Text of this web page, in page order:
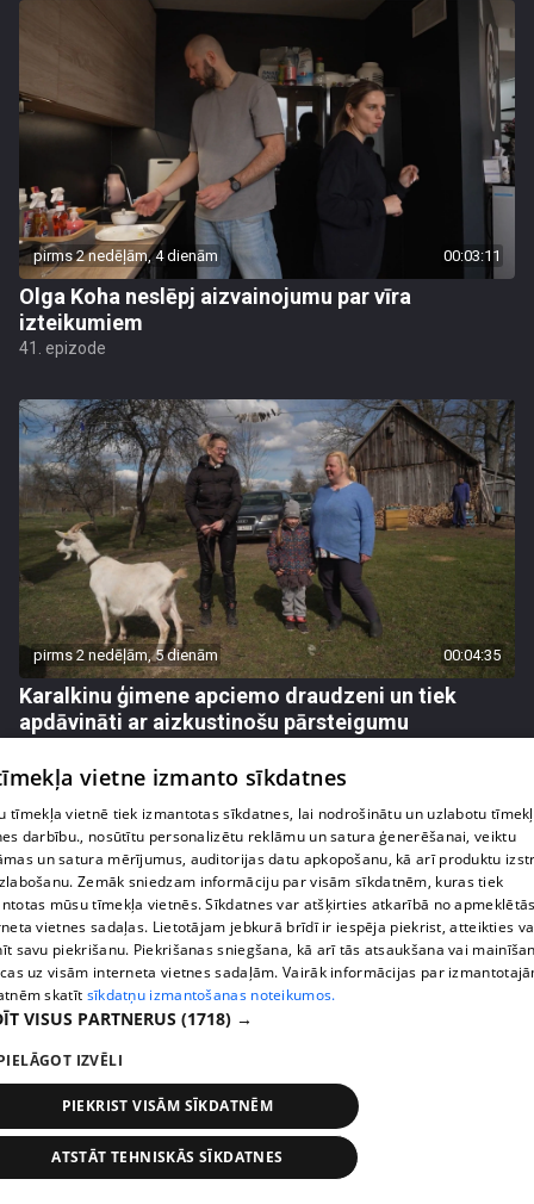
pirms 2 nedēļām, 4 dienām 00:03:11
Olga Koha neslēpj aizvainojumu par vīra
izteikumiem
41. epizode
pirms 2 nedēļām, 5 dienām 00:04:35
Karalkinu ģimene apciemo draudzeni un tiek
apdāvināti ar aizkustinošu pārsteigumu
pirms 2 nedēļām, 5 dienām
Agrita Bindre stāsta, kā meita pielāgojas jaunajai
45. epizode
vietne izmanto sīkdatnes
tīmekļa vietnē tiek izmantotas sīkdatnes, lai nodrošinātu un uzlabotu
darbību., nosūtītu personalizētu reklāmu un satura ģenerēšanai, veiktu
un satura mērījumus, auditorijas datu apkopošanu, kā arī produktu
Zemāk sniedzam informāciju par visām sīkdatnēm, kuras tiek
mūsu tīmekļa vietnēs. Sīkdatnes var atšķirties atkarībā no
vietnes sadaļas. Lietotājam jebkurā brīdī ir iespēja piekrist, atteikties
savu piekrišanu. Piekrišanas sniegšana, kā arī tās atsaukšana vai
uz visām interneta vietnes sadaļām. Vairāk informācijas par
skatīt sīkdatņu izmantošanas noteikumos.
VISUS PARTNERUS (1718) →
IZVĒLI
PIEKRIST VISĀM SĪKDATNĒM
ATSTĀT TEHNISKĀS SĪKDATNES